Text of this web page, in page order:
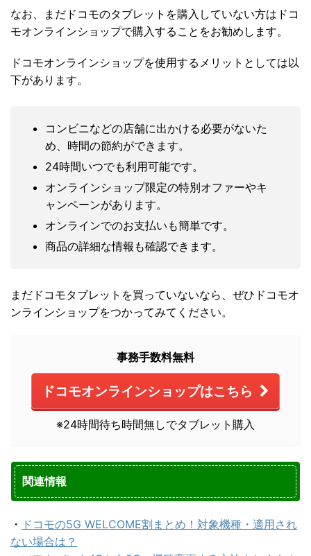
なお、まだドコモのタブレットを購入していない方はドコ
モオンラインショップで購入することをお勧めします。
ドコモオンラインショップを使用するメリットとしては以
下があります。
コンビニなどの店舗に出かける必要がないた
め、時間の節約ができます。
24時間いつでも利用可能です。
オンラインショップ限定の特別オファーやキ
ャンペーンがあります。
オンラインでのお支払いも簡単です。
商品の詳細な情報も確認できます。
まだドコモタブレットを買っていないなら、ぜひドコモオ
ンラインショップをつかってみてください。
事務手数料無料
ドコモオンラインショップはこちら
※24時間待ち時間無しでタブレット購入
関連情報
・ ドコモの5G WELCOME割まとめ！対象機種・適用され
ない場合は？